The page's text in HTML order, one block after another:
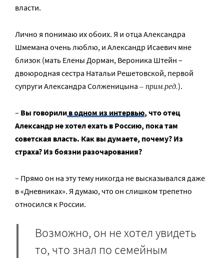
власти.
Лично я понимаю их обоих. Я и отца Александра
Шмемана очень люблю, и Александр Исаевич мне
близок (мать Елены Дорман, Вероника Штейн –
двоюродная сестра Натальи Решетовской, первой
супруги Александра Солженицына – прим.ред.).
– Вы говорили в одном из интервью, что отец
Александр не хотел ехать в Россию, пока там
советская власть. Как вы думаете, почему? Из
страха? Из боязни разочарования?
– Прямо он на эту тему никогда не высказывался даже
в «Дневниках». Я думаю, что он слишком трепетно
относился к России.
Возможно, он не хотел увидеть
то, что знал по семейным